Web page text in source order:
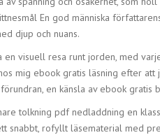
En god människa
djup och nuans.
visuell resa runt jorden, med
mig ebook gratis läsning efter
en känsla av ebook
tolkning pdf nedladdning en
snabbt, rofyllt läsematerial med